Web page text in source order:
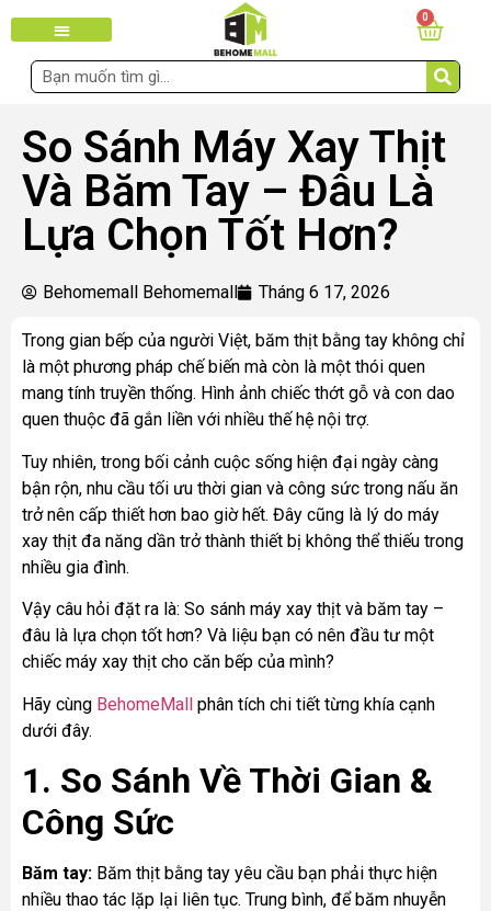
0
So Sánh Máy Xay Thịt
Và Băm Tay – Đâu Là
Lựa Chọn Tốt Hơn?
Behomemall Behomemall Tháng 6 17, 2026
Trong gian bếp của người Việt, băm thịt bằng tay không chỉ
là một phương pháp chế biến mà còn là một thói quen
mang tính truyền thống. Hình ảnh chiếc thớt gỗ và con dao
quen thuộc đã gắn liền với nhiều thế hệ nội trợ.
Tuy nhiên, trong bối cảnh cuộc sống hiện đại ngày càng
bận rộn, nhu cầu tối ưu thời gian và công sức trong nấu ăn
trở nên cấp thiết hơn bao giờ hết. Đây cũng là lý do máy
xay thịt đa năng dần trở thành thiết bị không thể thiếu trong
nhiều gia đình.
Vậy câu hỏi đặt ra là: So sánh máy xay thịt và băm tay –
đâu là lựa chọn tốt hơn? Và liệu bạn có nên đầu tư một
chiếc máy xay thịt cho căn bếp của mình?
Hãy cùng BehomeMall phân tích chi tiết từng khía cạnh
dưới đây.
1. So Sánh Về Thời Gian &
Công Sức
Băm tay: Băm thịt bằng tay yêu cầu bạn phải thực hiện
nhiều thao tác lặp lại liên tục. Trung bình, để băm nhuyễn